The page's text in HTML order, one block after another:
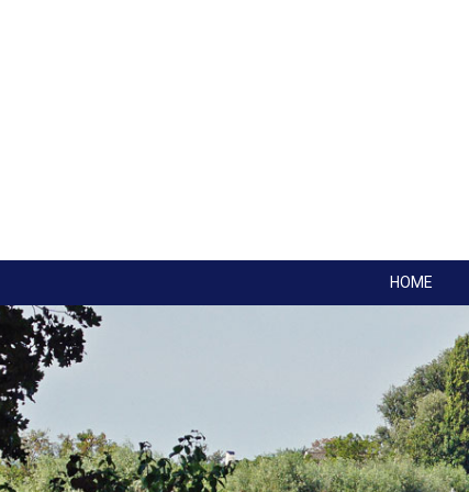
HOME